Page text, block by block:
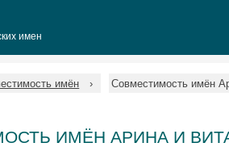
имен
имён Совместимость имён
ИМЁН АРИНА И